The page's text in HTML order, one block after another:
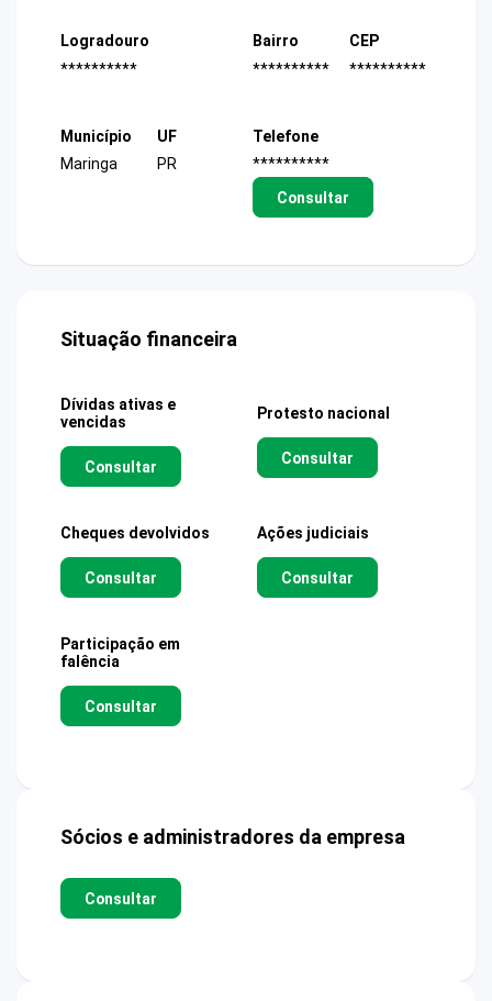
Logradouro
**********
Bairro
**********
CEP
**********
Município
Maringa
UF
PR
Telefone
**********
Consultar
Situação financeira
Dívidas ativas e
vencidas
Consultar
Protesto nacional
Consultar
Cheques devolvidos
Consultar
Ações judiciais
Consultar
Participação em
falência
Consultar
Sócios e administradores da empresa
Consultar